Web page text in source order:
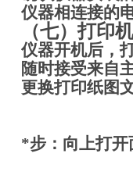
仪器相连接的
（七）打印
仪器开机后，
随时接受来自
更换打印纸图
*步： 向上打开